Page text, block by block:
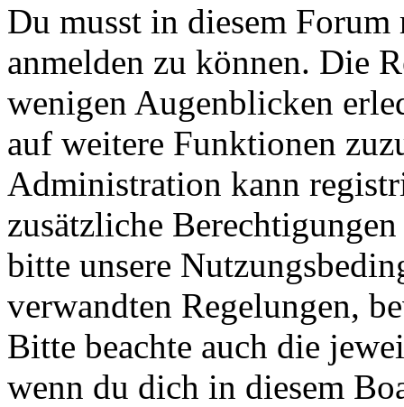
Du musst in diesem
anmelden zu können. Die
wenigen Augenblicken
auf weitere Funktionen
Administration kann
zusätzliche
bitte unsere
verwandten Regelungen,
Bitte beachte auch die
wenn du dich in diesem